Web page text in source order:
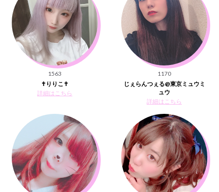
1563
✝️りりこ✝️
詳細はこちら
1170
じぇらんつぇる@東京ミュウミ
ュウ
詳細はこちら